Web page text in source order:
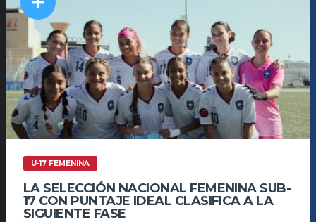
U-17 FEMENINA
LA SELECCIÓN NACIONAL FEMENINA SUB-
17 CON PUNTAJE IDEAL CLASIFICA A LA
SIGUIENTE FASE